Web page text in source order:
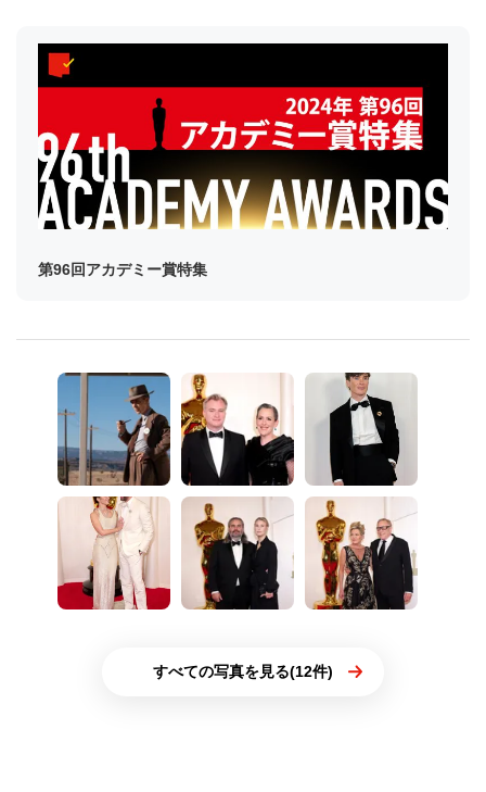
第96回アカデミー賞特集
すべての写真を見る(12件)